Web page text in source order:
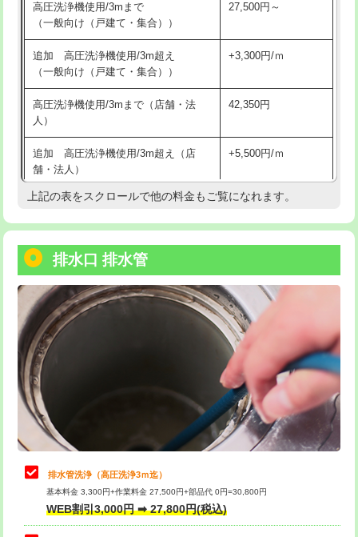
追加人工 16,500円
廃棄・処分
※給水管工事は20mmまでの価格です。
給水管工事※（バンド止め)
給水管工事※（支持金具設置) 5,500円
給水管工事※（保温材使用（バンド止
め込み）)
5,500円
給水管工事※（土の掘削・埋め戻し作
業)
11,000円
給水管工事※（塩ビ管（VP・HI）使
用/3ｍまで)
用（追加）/3ｍ超え)
給水管工事※（ライニング鋼管・銅
管・ポリ管・HT管使用/3ｍまで)
44,000円
給水管工事※（ライニング鋼管・銅
管・ポリ管・HT管使用/3ｍ超え)
+8,800円
排水管工事（土の掘削・埋め戻し作
業）
11,000円~
排水管工事（排水管工事/3ｍまで） 55,000円
排水管工事（追加 排水管工事/3ｍ超
え）
マス交換（土の掘削・埋め戻し作業）
高圧洗浄機使用/3mまで
（一般向け（戸建て・集合））
27,500円～
追加 高圧洗浄機使用/3m超え
（一般向け（戸建て・集合））
+3,300円/ｍ
高圧洗浄機使用/3mまで（店舗・法
人）
42,350円
追加 高圧洗浄機使用/3m超え（店
舗・法人）
+5,500円/ｍ
高度高圧洗浄換 現地調査
トーラー機使用/3mまで
追加トーラー機使用/3m超え +3,300円
カメラ調査 33,000円
桝清掃 8,800円
止水・漏水調査・防水処理・清掃・修
理・調整・分解・加工など（軽作業）
11,000円
止水・漏水調査・防水処理・清掃・修
理・調整・分解・加工など（中作業）
22,000円
止水・漏水調査・防水処理・清掃・修
理・調整・分解・加工など（重作業）
33,000円
上記の表をスクロールで他の料金もご覧になれます。
排水口 排水管
排水管洗浄（高圧洗浄3ｍ迄）
基本料金 3,300円+作業料金 27,500円+部品代 0円=30,800円
WEB割引3,000円 ➡ 27,800円(税込)